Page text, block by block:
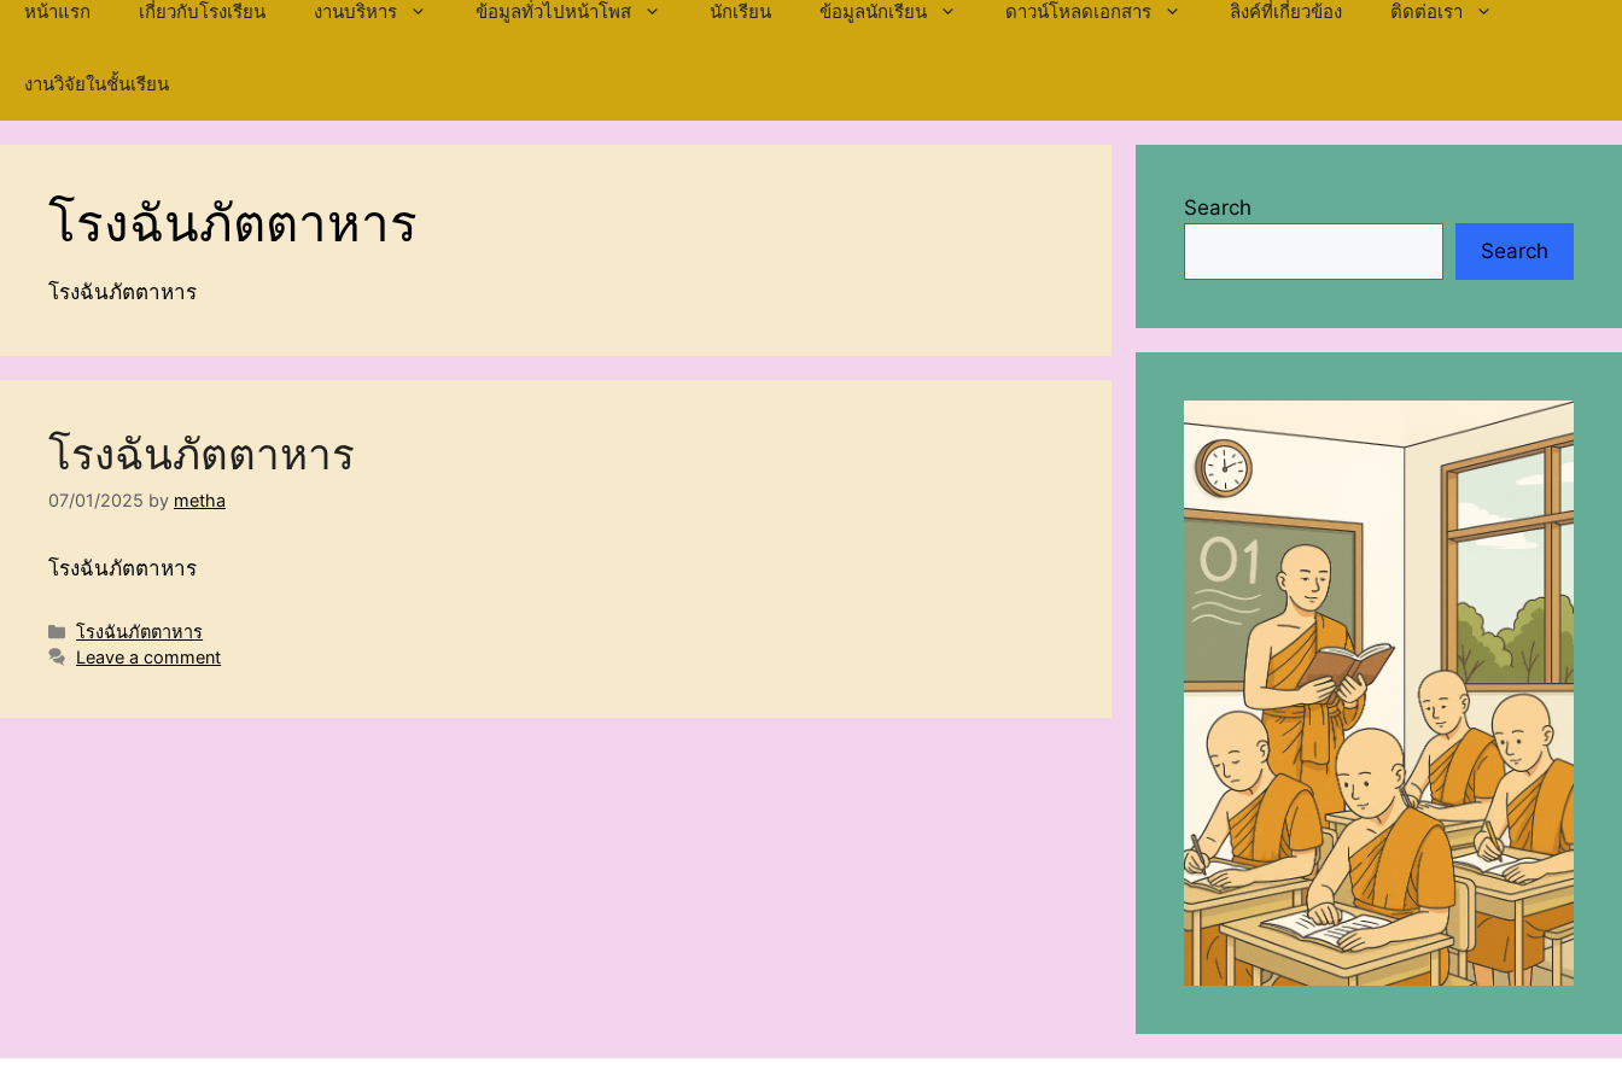
หน้าแรก เกี่ยวกับโรงเรียน งานบริหาร ข้อมูลทั่วไปหน้าโพส นักเรียน ข้อมูลนักเรียน ดาวน์โหลดเอกสาร ลิงค์ที่เกี่ยวข้อง ติดต่อเรา
งานวิจัยในชั้นเรียน
โรงฉันภัตตาหาร
โรงฉันภัตตาหาร
โรงฉันภัตตาหาร
07/01/2025 by metha
โรงฉันภัตตาหาร
Categories
โรงฉันภัตตาหาร
Leave a comment
Search
Search